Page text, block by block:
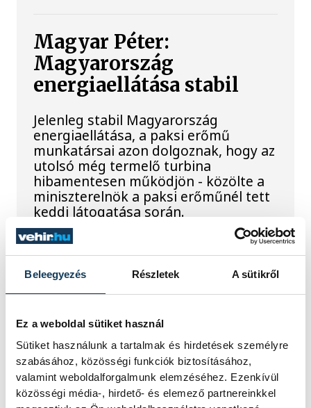
Beleegyezés Részletek A sütikről
Ez a weboldal sütiket használ
Sütiket használunk a tartalmak és hirdetések személyre
szabásához, közösségi funkciók biztosításához,
valamint weboldalforgalmunk elemzéséhez. Ezenkívül
közösségi média-, hirdető- és elemező partnereinkkel
Magyar Péter:
Magyarország
energiaellátása stabil
Jelenleg stabil Magyarország
energiaellátása, a paksi erőmű
munkatársai azon dolgoznak, hogy az
utolsó még termelő turbina
hibamentesen működjön - közölte a
miniszterelnök a paksi erőműnél tett
keddi látogatása során.
Játék közben fedezik fel
a tudomány világát a
Látványos kísérletek, kreatív
feladatok és sok-sok élmény várja a
gyerekeket a veszprémi Tinker
Labsben. Videónkban Balassa
Marietta, a központ vezetője mutatja